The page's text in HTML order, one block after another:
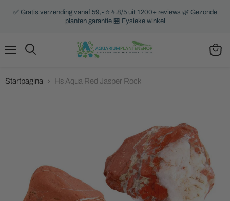
✅ Gratis verzending vanaf 59,- ⭐ 4.8/5 uit 1200+ reviews 🌿 Gezonde
planten garantie 🏪 Fysieke winkel
Startpagina Hs Aqua Red Jasper Rock